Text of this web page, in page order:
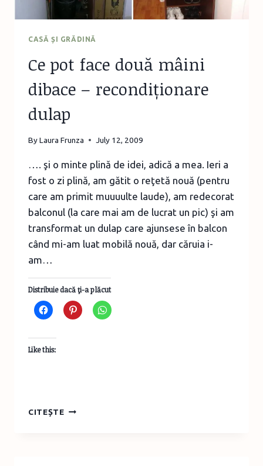
CASĂ ȘI GRĂDINĂ
Ce pot face două mâini
dibace – recondiționare
dulap
ByLaura Frunza July 12, 2009
…. şi o minte plină de idei, adică a mea. Ieri a
fost o zi plină, am gătit o reţetă nouă (pentru
care am primit muuuulte laude), am redecorat
balconul (la care mai am de lucrat un pic) şi am
transformat un dulap care ajunsese în balcon
când mi-am luat mobilă nouă, dar căruia i-
am…
Distribuie dacă ţi-a plăcut
Like this:
CITEȘTECE